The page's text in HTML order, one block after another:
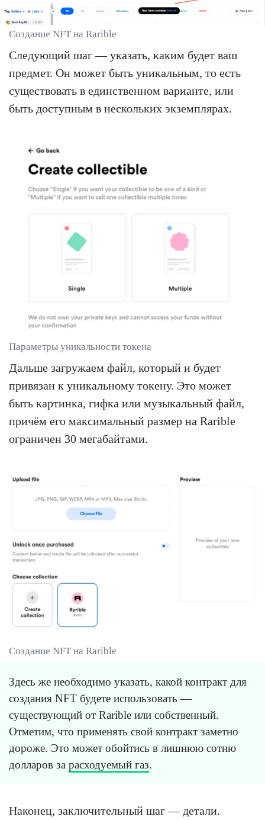
Создание NFT на Rarible
Следующий шаг — указать, каким будет ваш
предмет. Он может быть уникальным, то есть
существовать в единственном варианте, или
быть доступным в нескольких экземплярах.
Параметры уникальности токена
Дальше загружаем файл, который и будет
привязан к уникальному токену. Это может
быть картинка, гифка или музыкальный файл,
причём его максимальный размер на Rarible
ограничен 30 мегабайтами.
Создание NFT на Rarible
Здесь же необходимо указать, какой контракт для
создания NFT будете использовать —
существующий от Rarible или собственный.
Отметим, что применять свой контракт заметно
дороже. Это может обойтись в лишнюю сотню
долларов за расходуемый газ.
Наконец, заключительный шаг — детали.